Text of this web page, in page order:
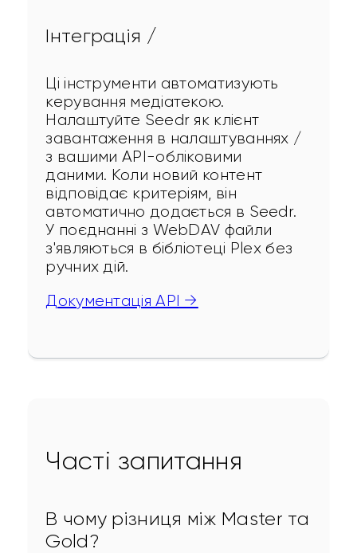
Інтеграція /
Ці інструменти автоматизують
керування медіатекою.
Налаштуйте Seedr як клієнт
завантаження в налаштуваннях /
з вашими API-обліковими
даними. Коли новий контент
відповідає критеріям, він
автоматично додається в Seedr.
У поєднанні з WebDAV файли
з'являються в бібліотеці Plex без
ручних дій.
Документація API →
Часті запитання
В чому різниця між Master та
Gold?